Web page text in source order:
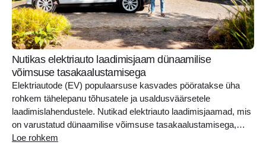
Nutikas elektriauto laadimisjaam dünaamilise
võimsuse tasakaalustamisega
Elektriautode (EV) populaarsuse kasvades pööratakse üha
rohkem tähelepanu tõhusatele ja usaldusväärsetele
laadimislahendustele. Nutikad elektriauto laadimisjaamad, mis
on varustatud dünaamilise võimsuse tasakaalustamisega,
pakuvad koduomanikele täiustatud alternatiivi, et optimeerida
Loe rohkem